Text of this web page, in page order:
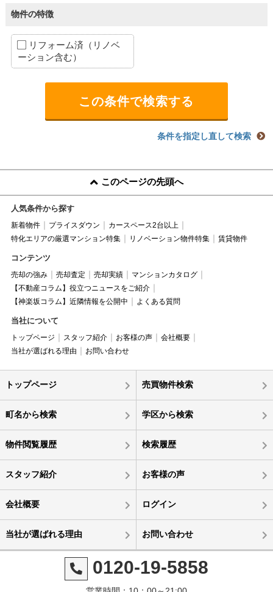
物件の特徴
リフォーム済（リノベ
ーション含む）
条件を指定し直して検索
このページの先頭へ
人気条件から探す
新着物件 プライスダウン
カースペース2台以上
特化エリアの厳選マンション特集
リノベーション物件特集 賃貸物件
コンテンツ
売却の強み 売却査定 売却実績
マンションカタログ
【不動産コラム】役立つニュースをご紹介
【神楽坂コラム】近隣情報を公開中
よくある質問
当社について
トップページ スタッフ紹介 お客様の声
会社概要
当社が選ばれる理由
お問い合わせ
トップページ 売買物件検索
町名から検索 学区から検索
物件閲覧履歴 検索履歴
スタッフ紹介 お客様の声
会社概要 ログイン
当社が選ばれる理由 お問い合わせ
0120-19-5858